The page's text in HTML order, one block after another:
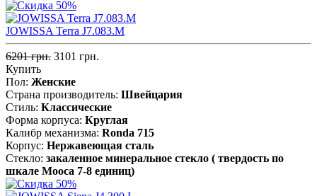
JOWISSA Terra J7.083.M
6201 грн. 3101 грн.
Купить
Пол: Женские
Страна производитель: Швейцария
Стиль: Классические
Форма корпуса: Круглая
Калибр механизма: Ronda 715
Корпус: Нержавеющая cталь
Стекло: закаленное минеральное стекло ( твердость по
шкале Мооса 7-8 единиц)